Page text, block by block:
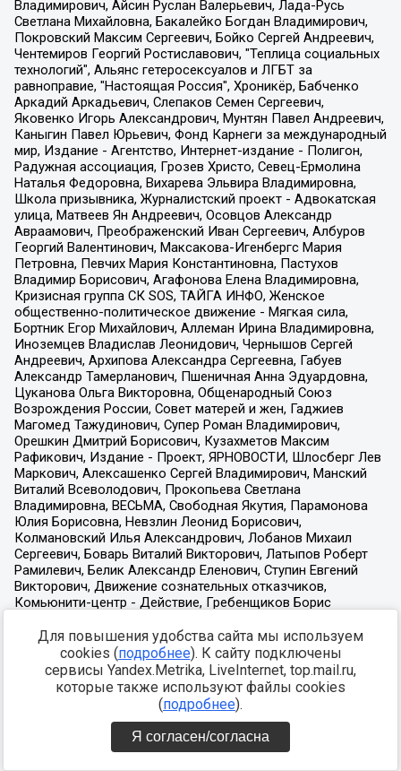
Для повышения удобства сайта мы используем
cookies (подробнее). К сайту подключены
сервисы Yandex.Metrika, LiveInternet, top.mail.ru,
которые также используют файлы cookies
(подробнее).
Я согласен/согласна